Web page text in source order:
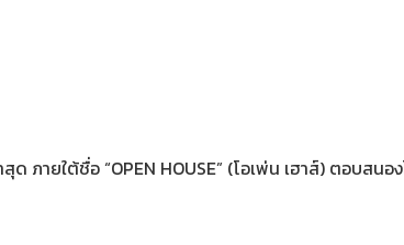
ภายใต้ชื่อ “OPEN HOUSE” (โอเพ่น เฮาส์) ตอบสน